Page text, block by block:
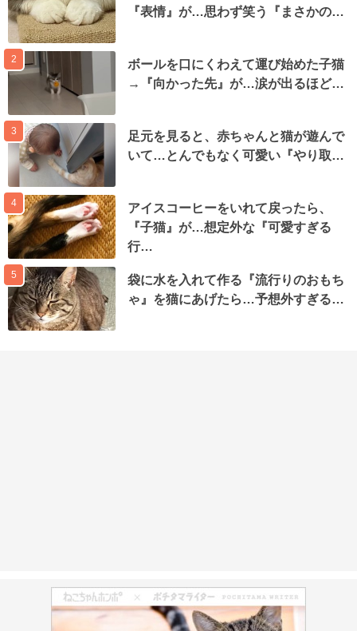
『表情』が…思わず笑う『まさかの…
2
ボールを口にくわえて運び始めた子猫
→『向かった先』が…涙が出るほど…
3
足元を見ると、赤ちゃんと猫が遊んで
いて…とんでもなく可愛い『やり取…
4
アイスコーヒーをいれて戻ったら、
『子猫』が…想定外な『可愛すぎる
行…
5
袋に水を入れて作る『流行りのおもち
ゃ』を猫にあげたら…予想外すぎる…